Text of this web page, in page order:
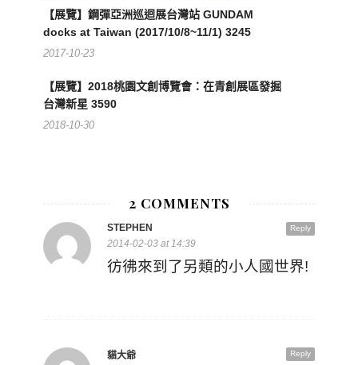
【展覽】鋼彈亞洲巡迴展台灣站 GUNDAM
docks at Taiwan (2017/10/8~11/1) 3245
2017-10-23
【展覽】2018桃園文創博覽會：在青創展區發掘
台灣新星 3590
2018-10-30
2 COMMENTS
Reply
STEPHEN
2014-02-03 at 14:39
彷彿來到了另類的小人國世界!
Reply
貓大爺